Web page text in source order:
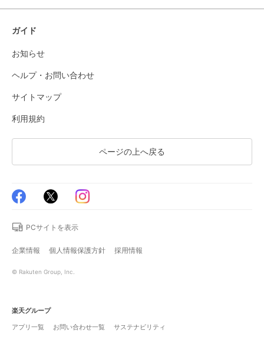
ガイド
お知らせ
ヘルプ・お問い合わせ
サイトマップ
利用規約
ページの上へ戻る
PCサイトを表示
企業情報 個人情報保護方針 採用情報
© Rakuten Group, Inc.
楽天グループ
アプリ一覧
お問い合わせ一覧 サステナビリティ